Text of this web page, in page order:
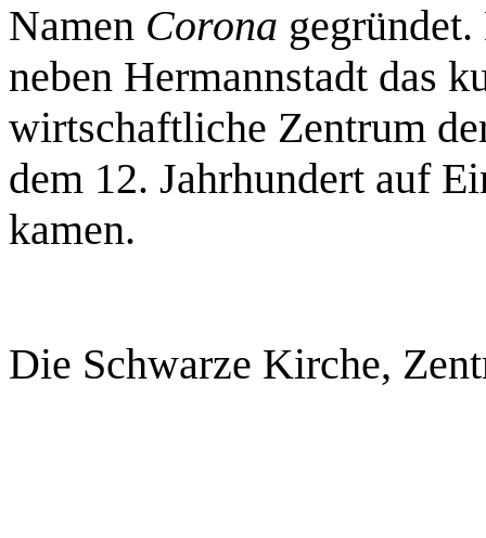
Namen Corona
neben Hermannstadt das
wirtschaftliche Zentrum
dem 12. Jahrhundert auf
kamen.
Die Schwarze Kirche,